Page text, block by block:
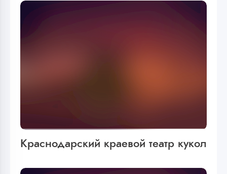
Краснодарский краевой театр кукол